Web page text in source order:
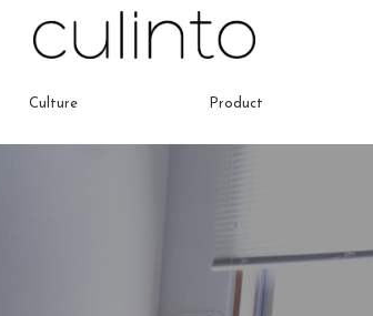
Culture Product